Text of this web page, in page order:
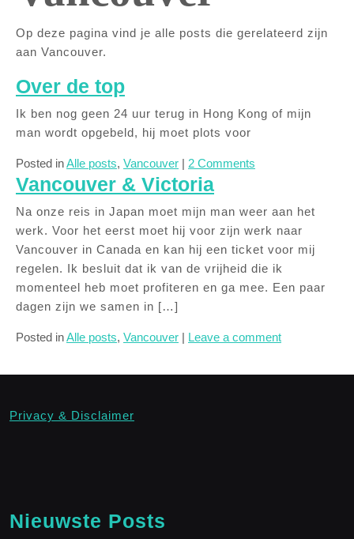
Op deze pagina vind je alle posts die gerelateerd zijn
aan Vancouver.
Over de top
Ik ben nog geen 24 uur terug in Hong Kong of mijn
man wordt opgebeld, hij moet plots voor
Posted inAlle posts, Vancouver | 2 Comments
Vancouver & Victoria
Na onze reis in Japan moet mijn man weer aan het
werk. Voor het eerst moet hij voor zijn werk naar
Vancouver in Canada en kan hij een ticket voor mij
regelen. Ik besluit dat ik van de vrijheid die ik
momenteel heb moet profiteren en ga mee. Een paar
dagen zijn we samen in […]
Posted inAlle posts, Vancouver | Leave a comment
Privacy & Disclaimer
Nieuwste Posts